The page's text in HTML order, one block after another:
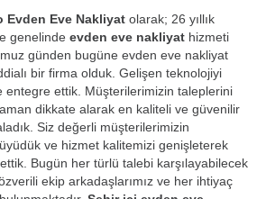
Evden Eve Nakliyat olarak; 26 yıllık
genelinde evden eve nakliyat hizmeti
günden bugüne evden eve nakliyat
bir firma olduk. Gelişen teknolojiyi
entegre ettik. Müşterilerimizin taleplerini
dikkate alarak en kaliteli ve güvenilir
Siz değerli müşterilerimizin
ve hizmet kalitemizi genişleterek
Bugün her türlü talebi karşılayabilecek
ekip arkadaşlarımız ve her ihtiyaç